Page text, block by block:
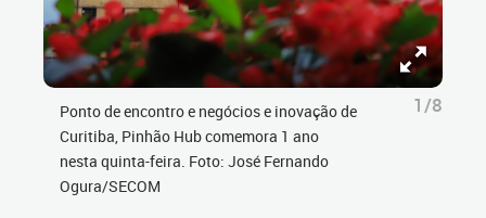
Ponto de encontro e negócios e inovação de
Curitiba, Pinhão Hub comemora 1 ano
nesta quinta-feira. Foto: José Fernando
Ogura/SECOM
1/8